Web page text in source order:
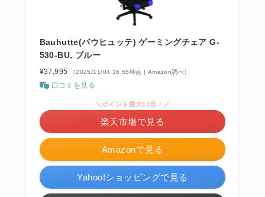
Bauhutte(バウヒュッテ) ゲーミングチェア G-
530-BU, ブルー
¥37,995 （2025/11/04 16:55時点 | Amazon調べ）
口コミを見る
Amazonで見る
＼ポイント最大11倍！／
楽天市場で見る
Yahoo!ショッピングで見る